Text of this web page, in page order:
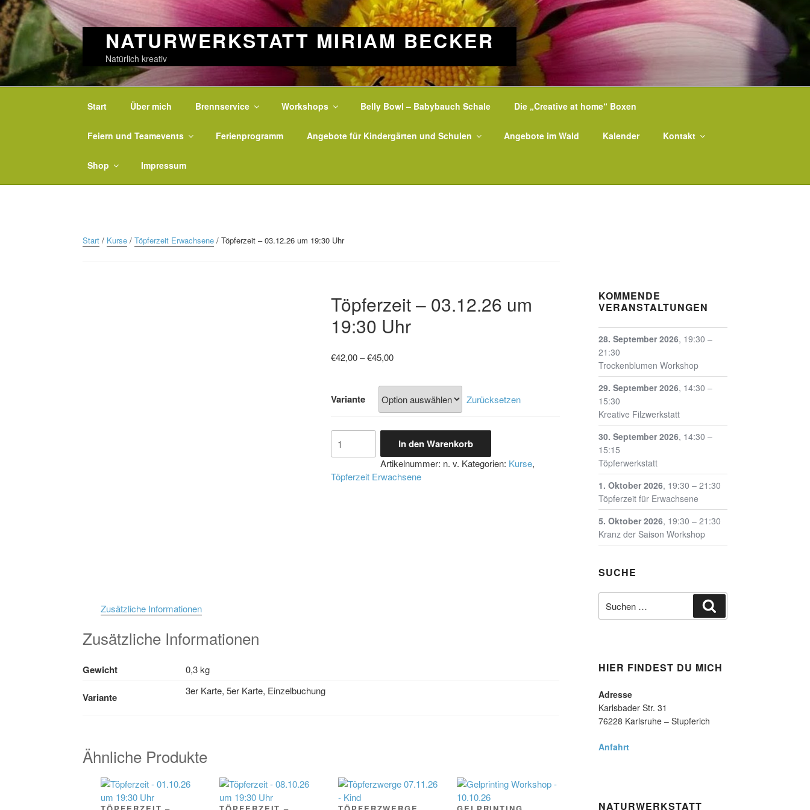
Skip
to
content
NATURWERKSTATT MIRIAM BECKER
Natürlich kreativ
Start Über mich Brennservice Workshops Belly Bowl – Babybauch Schale Die „Creative at home“ Boxen
Feiern und Teamevents Ferienprogramm Angebote für Kindergärten und Schulen Angebote im Wald Kalender Kontakt
Shop Impressum
Start / Kurse /Töpferzeit Erwachsene / Töpferzeit – 03.12.26 um 19:30 Uhr
Töpferzeit – 03.12.26 um
19:30 Uhr
€42,00 –€45,00Preisspanne:
bis
€45,00
Variante Zurücksetzen
um
In den Warenkorb
Artikelnummer: n. v. Kategorien: Kurse,
Töpferzeit Erwachsene
Zusätzliche Informationen
Zusätzliche Informationen
Gewicht 0,3 kg
Variante
3er Karte, 5er Karte, Einzelbuchung
Ähnliche Produkte
KOMMENDE
VERANSTALTUNGEN
28. September 2026, 19:30 –
21:30
Trockenblumen Workshop
29. September 2026, 14:30 –
15:30
Kreative Filzwerkstatt
30. September 2026, 14:30 –
15:15
Töpferwerkstatt
1. Oktober 2026, 19:30 – 21:30
Töpferzeit für Erwachsene
5. Oktober 2026, 19:30 – 21:30
Kranz der Saison Workshop
SUCHE
nach:
HIER FINDEST DU MICH
Adresse
Karlsbader Str. 31
76228 Karlsruhe – Stupferich
Anfahrt
NATURWERKSTATT